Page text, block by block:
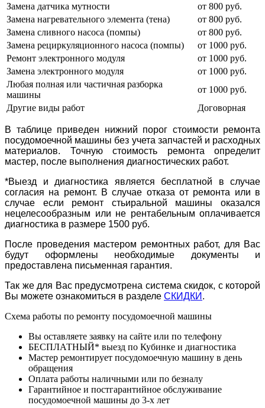
Замена датчика мутности
от 800 руб.
Замена нагревательного элемента (тена)
от 800 руб.
Замена сливного насоса (помпы)
от 800 руб.
Замена рециркуляционного насоса (помпы)
от 1000 руб.
Ремонт электронного модуля
от 1000 руб.
Замена электронного модуля
от 1000 руб.
Любая полная или частичная разборка
машины
от 1000 руб.
Другие виды работ
Договорная
В таблице приведен нижний порог стоимости ремонта
посудомоечной машины без учета запчастей и расходных
материалов. Точную стоимость ремонта определит
мастер, после выполнения диагностических работ.
*Выезд и диагностика является бесплатной в случае
согласия на ремонт. В случае отказа от ремонта или в
случае если ремонт стьиральной машины оказался
нецелесообразным или не рентабельным оплачивается
диагностика в размере 1500 руб.
После проведения мастером ремонтных работ, для Вас
будут оформлены необходимые документы и
предоставлена письменная гарантия.
Так же для Вас предусмотрена система скидок, с которой
Вы можете ознакомиться в разделе СКИДКИ .
Схема работы по ремонту посудомоечной машины
Вы оставляете заявку на сайте или по телефону
БЕСПЛАТНЫЙ* выезд по Кубинке и диагностика
Мастер ремонтирует посудомоечную машину в день
обращения
Оплата работы наличными или по безналу
Гарантийное и постгарантийное обслуживание
посудомоечной машины до 3-х лет